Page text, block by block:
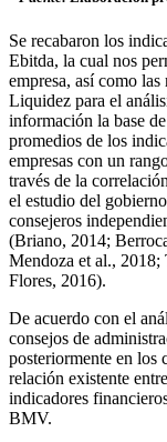
Se recabaron los
Ebitda, la cual nos
empresa, así como
Liquidez para el
información la base
promedios de los
empresas con un
través de la
el estudio del
consejeros
(Briano, 2014;
Mendoza et al.,
Flores, 2016).
De acuerdo con el
consejos de
posteriormente en los
relación existente
indicadores
BMV.